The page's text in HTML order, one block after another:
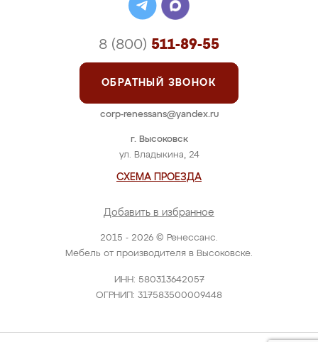
2015 - 2026 © Ренессанс.
Мебель от производителя в Высоковске.
ИНН: 580313642057
ОГРНИП: 317583500009448
г. Высоковск
ул. Владыкина, 24
СХЕМА ПРОЕЗДА
Добавить в избранное
8 (800) 511-89-55
ОБРАТНЫЙ ЗВОНОК
corp-renessans@yandex.ru